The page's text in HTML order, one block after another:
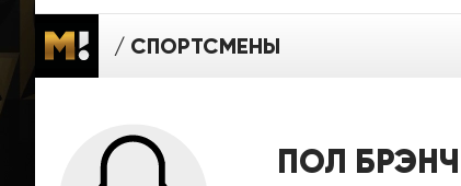
СПОРТСМЕНЫ
ПОЛ БРЭНЧ